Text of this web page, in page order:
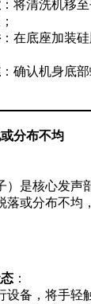
：将清洗机移
：在底座加装
：确认机身底
分布不均
）是核心发声
落或分布不均
：
设备，将手轻